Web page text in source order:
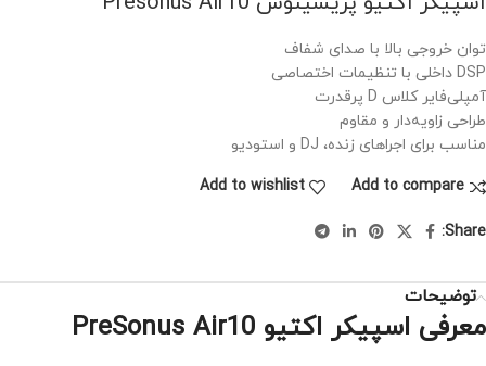
توان خروجی بالا با صدای شفاف
DSP داخلی با تنظیمات اختصاصی
آمپلی‌فایر کلاس D پرقدرت
طراحی زاویه‌دار و مقاوم
مناسب برای اجراهای زنده، DJ و استودیو
Add to compare
Add to wishlist
Share:
توضیحات
معرفی اسپیکر اکتیو PreSonus Air10